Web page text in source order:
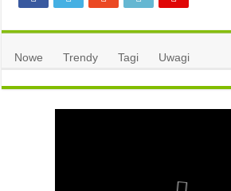
Nowe Trendy Tagi Uwagi